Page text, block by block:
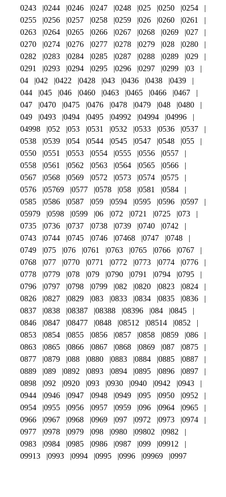
0243
0244 0246 0247 0248 025 0250
0254
0255
0256 0257 0258 0259 026 0260
0261
0263
0264 0265 0266 0267 0268 0269
027
0270
0274 0276 0277 0278 0279 028
0280
0282
0283 0284 0285 0287 0288 0289
029
0291
0293 0294 0295 0296 0297 0299
03
04
042 0422 0428 043 0436 0438
0439
044
045 046 0460 0463 0465 0466
0467
047
0470 0475 0476 0478 0479 048
0480
049
0493 0494 0495 04992 04994
04996
04998
052 053 0531 0532 0533 0536
0537
0538
0539 054 0544 0545 0547 0548
055
0550
0551 0553 0554 0555 0556
0557
0558
0561 0562 0563 0564 0565
0566
0567
0568 0569 0572 0573 0574
0575
0576
05769 0577 0578 058 0581
0584
0585
0586 0587 059 0594 0595 0596
0597
05979
0598 0599 06 072 0721 0725
073
0735
0736 0737 0738 0739 0740
0742
0743
0744 0745 0746 07468 0747
0748
0749
075 076 0761 0763 0765 0766
0767
0768
077 0770 0771 0772 0773 0774
0776
0778
0779 078 079 0790 0791 0794
0795
0796
0797 0798 0799 082 0820 0823
0824
0826
0827 0829 083 0833 0834 0835
0836
0837
0838 08387 08388 08396 084
0845
0846
0847 08477 0848 08512 08514
0852
0853
0854 0855 0856 0857 0858 0859
086
0863
0865 0866 0867 0868 0869 087
0875
0877
0879 088 0880 0883 0884 0885
0887
0889
089 0892 0893 0894 0895 0896
0897
0898
092 0920 093 0930 0940 0942
0943
0944
0946 0947 0948 0949 095 0950
0952
0954
0955 0956 0957 0959 096 0964
0965
0966
0967 0968 0969 097 0972 0973
0974
0977
0978 0979 098 0980 09802
0982
0983
0984 0985 0986 0987 099
09912
09913
0993 0994 0995 0996 09969 0997